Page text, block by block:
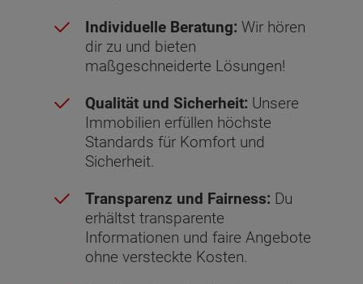
Individuelle Beratung: Wir hören
dir zu und bieten
maßgeschneiderte Lösungen!
Qualität und Sicherheit: Unsere
Immobilien erfüllen höchste
Standards für Komfort und
Sicherheit.
Transparenz und Fairness: Du
erhältst transparente
Informationen und faire Angebote
ohne versteckte Kosten.